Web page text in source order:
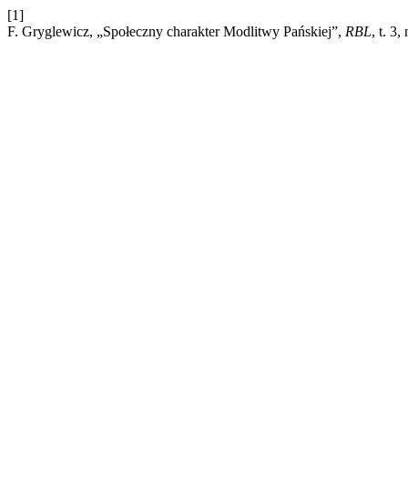
[1]
F. Gryglewicz, „Społeczny charakter Modlitwy Pańskiej”, RBL, t. 3,